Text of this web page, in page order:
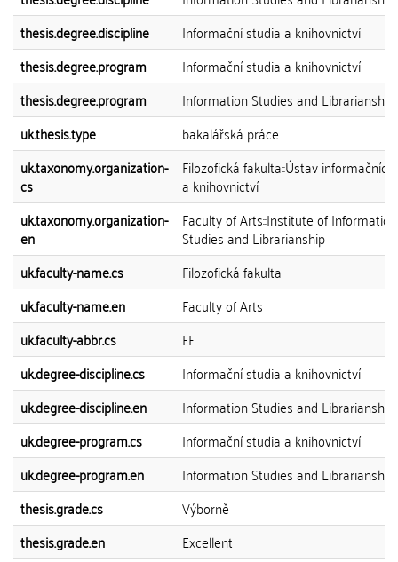
thesis.degree.discipline
Informační studia a knihovnictví
thesis.degree.program
Informační studia a knihovnictví
thesis.degree.program
Information Studies and Librarianship
uk.thesis.type
bakalářská práce
uk.taxonomy.organization-
cs
Filozofická fakulta::Ústav
a knihovnictví
uk.taxonomy.organization-
en
Faculty of Arts::Institute of Information
Studies and Librarianship
uk.faculty-name.cs
Filozofická fakulta
uk.faculty-name.en
Faculty of Arts
uk.faculty-abbr.cs
FF
uk.degree-discipline.cs
Informační studia a knihovnictví
uk.degree-discipline.en
Information Studies and Librarianship
uk.degree-program.cs
Informační studia a knihovnictví
uk.degree-program.en
Information Studies and Librarianship
thesis.grade.cs
Výborně
thesis.grade.en
Excellent